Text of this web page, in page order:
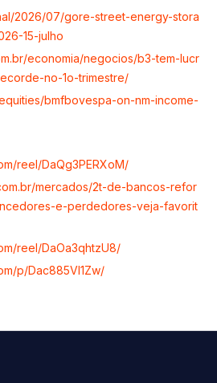
2026/07/gore-street-energy-stora
15-julho
economia/negocios/b3-tem-lucr
no-1o-trimestre/
bmfbovespa-on-nm-income-
reel/DaQg3PERXoM/
mercados/2t-de-bancos-refor
e-perdedores-veja-favorit
reel/DaOa3qhtzU8/
p/Dac885Vl1Zw/